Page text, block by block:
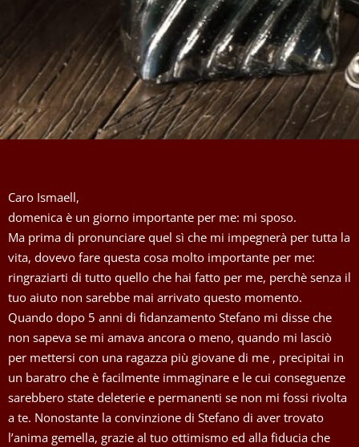
Caro Ismaell,
domenica è un giorno importante per me: mi sposo.
Ma prima di pronunciare quel sì che mi impegnerà per tutta la
vita, dovevo fare questa cosa molto importante per me:
ringraziarti di tutto quello che hai fatto per me, perchè senza il
tuo aiuto non sarebbe mai arrivato questo momento.
Quando dopo 5 anni di fidanzamento Stefano mi disse che
non sapeva se mi amava ancora o meno, quando mi lasciò
per mettersi con una ragazza più giovane di me , precipitai in
un baratro che è facilmente immaginare e le cui conseguenze
sarebbero state deleterie e permanenti se non mi fossi rivolta
a te. Nonostante la convinzione di Stefano di aver trovato
l’anima gemella, grazie al tuo ottimismo ed alla fiducia che